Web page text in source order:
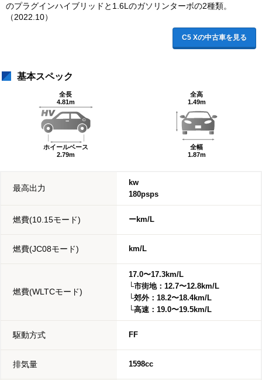
のプラグインハイブリッドと1.6Lのガソリンターボの2種類。
（2022.10）
C5 Xの中古車を見る
基本スペック
全長
4.81m
ホイールベース
2.79m
全高
1.49m
全幅
1.87m
最高出力
kw
180psps
燃費(10.15モード) ーkm/L
燃費(JC08モード) km/L
燃費(WLTCモード)
17.0〜17.3km/L
└市街地：12.7〜12.8km/L
└郊外：18.2〜18.4km/L
└高速：19.0〜19.5km/L
駆動方式 FF
排気量 1598cc